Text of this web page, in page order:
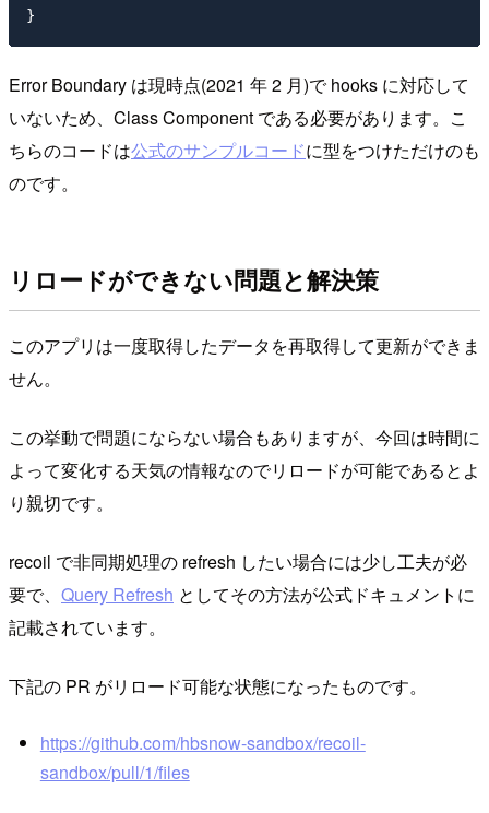
Error Boundary は現時点(2021 年 2 月)で hooks に対応して
いないため、Class Component である必要があります。こ
ちらのコードは公式のサンプルコードに型をつけただけのも
のです。
リロードができない問題と解決策
このアプリは一度取得したデータを再取得して更新ができま
せん。
この挙動で問題にならない場合もありますが、今回は時間に
よって変化する天気の情報なのでリロードが可能であるとよ
り親切です。
recoil で非同期処理の refresh したい場合には少し工夫が必
要で、 Query Refresh としてその方法が公式ドキュメントに
記載されています。
下記の PR がリロード可能な状態になったものです。
https://github.com/hbsnow-sandbox/recoil-
sandbox/pull/1/files